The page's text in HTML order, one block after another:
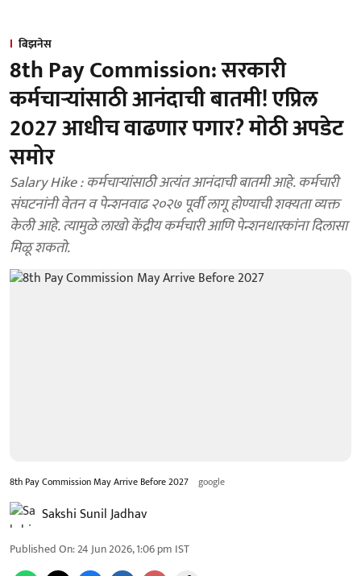
बिझनेस
8th Pay Commission: सरकारी
कर्मचाऱ्यांसाठी आनंदाची बातमी! एप्रिल
2027 आधीच वाढणार पगार? मोठी अपडेट
समोर
Salary Hike : कर्मचाऱ्यांसाठी अत्यंत आनंदाची बातमी आहे. कर्मचारी
संघटनांनी वेतन व पेन्शनवाढ २०२७ पूर्वी लागू होण्याची शक्यता व्यक्त
केली आहे. त्यामुळे लाखो केंद्रीय कर्मचारी आणि पेन्शनधारकांना दिलासा
मिळू शकतो.
8th Pay Commission May Arrive Before 2027 google
Sakshi Sunil Jadhav
Published On:24 Jun 2026, 1:06 pm IST